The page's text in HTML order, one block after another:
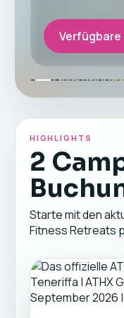
Verfügbare
HIGHLIGHTS
2
Starte mit den
Fitness Retreats